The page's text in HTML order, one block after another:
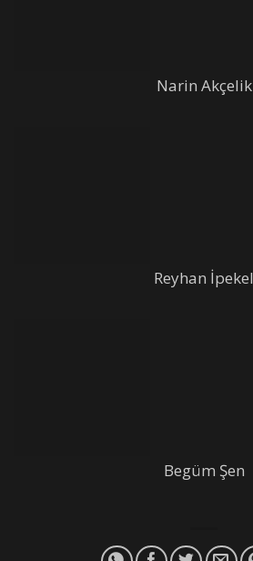
Narin Akçelik
Reyhan İpekel
Begüm Şen